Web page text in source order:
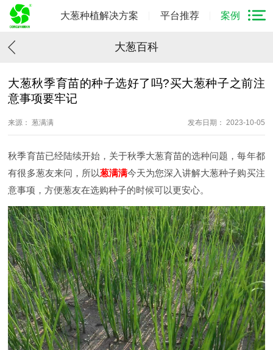
大葱种植解决方案 平台推荐 案例
大葱百科
大葱秋季育苗的种子选好了吗?买大葱种子之前注
意事项要牢记
来源： 葱满满 发布日期： 2023-10-05
秋季育苗已经陆续开始，关于秋季大葱育苗的选种问题，每年都
有很多葱友来问，所以葱满满今天为您深入讲解大葱种子购买注
意事项，方便葱友在选购种子的时候可以更安心。